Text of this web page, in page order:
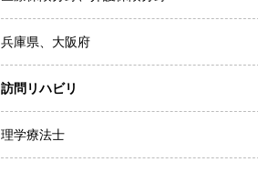
兵庫県、大阪府
訪問リハビリ
理学療法士